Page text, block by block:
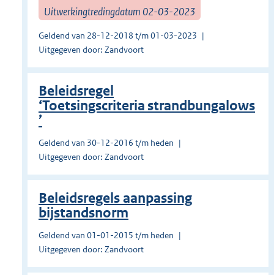
Uitwerkingtredingdatum 02-03-2023
Geldend van 28-12-2018 t/m 01-03-2023
Uitgegeven door: Zandvoort
Beleidsregel
‘Toetsingscriteria strandbungalows
’
Geldend van 30-12-2016 t/m heden
Uitgegeven door: Zandvoort
Beleidsregels aanpassing
bijstandsnorm
Geldend van 01-01-2015 t/m heden
Uitgegeven door: Zandvoort